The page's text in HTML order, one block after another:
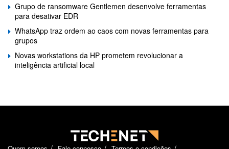
Grupo de ransomware Gentlemen desenvolve ferramentas
para desativar EDR
WhatsApp traz ordem ao caos com novas ferramentas para
grupos
Novas workstations da HP prometem revolucionar a
inteligência artificial local